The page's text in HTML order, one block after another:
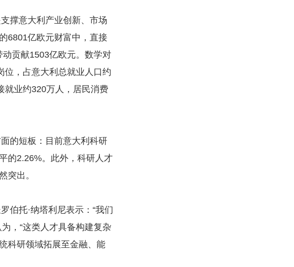
撑意大利产业创新、市场
6801亿欧元财富中，直接
贡献1503亿欧元。数学对
位，占意大利总就业人口约
就业约320万人，居民消费
的短板：目前意大利科研
的2.26%。此外，科研人才
突出。
托·纳塔利尼表示：“我们
，“这类人才具备构建复杂
科研领域拓展至金融、能